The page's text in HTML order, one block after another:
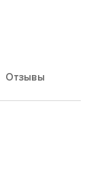
Отзывы